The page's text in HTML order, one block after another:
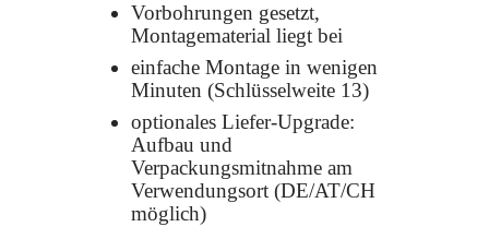
Vorbohrungen gesetzt,
Montagematerial liegt bei
einfache Montage in wenigen
Minuten (Schlüsselweite 13)
optionales Liefer-Upgrade:
Aufbau und
Verpackungsmitnahme am
Verwendungsort (DE/AT/CH
möglich)